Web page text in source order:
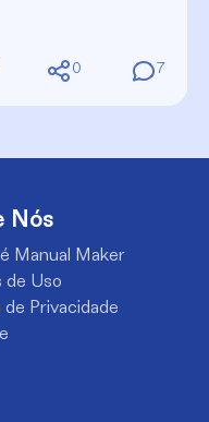
0 7
Nós
Manual Maker
de Uso
de Privacidade